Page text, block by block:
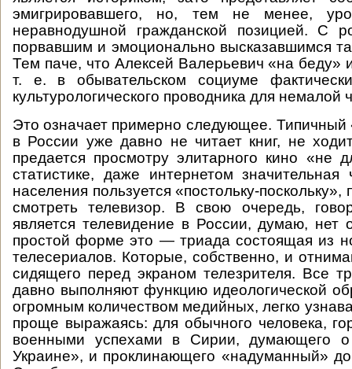
эмигрировавшего, но, тем не менее,
неравнодушной гражданской позицией. С
порвавшим и эмоционально высказавшимся
Тем паче, что Алексей Валерьевич «на беду»
т. е. в обывательском социуме
культурологического проводника для немалой
Это означает примерно следующее. Типичный
в России уже давно не читает книг, не
предается просмотру элитарного кино «не
статистике, даже интернетом значительная
населения пользуется «постольку-
смотреть телевизор. В свою очередь,
является телевидение в России, думаю, нет
простой форме это — триада состоящая из
телесериалов. Которые, собственно, и
сидящего перед экраном телезрителя. Все
давно выполняют функцию идеологической
огромным количеством медийных, легко
проще выражаясь: для обычного человека,
военными успехами в Сирии, думающего
Украине», и проклинающего «надуманный»